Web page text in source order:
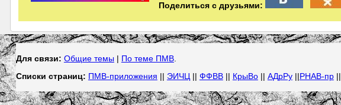
Поделиться с друзьями:
Для связи: Общие темы | По теме ПМВ.
Списки страниц: ПМВ-приложения || ЭИЧЦ || ФФВВ|| КрыВо|| АДрРу||РНАВ-пр||